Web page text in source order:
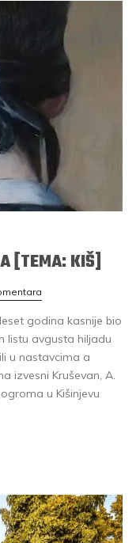
[TEMA: KIŠ]
godina kasnije bio
listu avgusta hiljadu
u nastavcima a
izvesni Kruševan, A.
u Kišinjevu